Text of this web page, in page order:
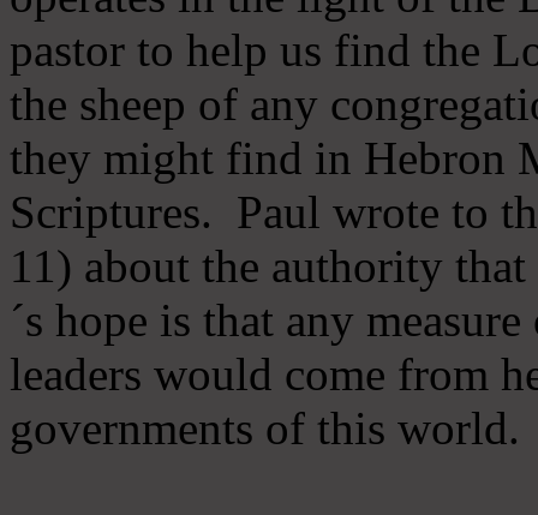
pastor to help us find the
the sheep of any
they might find in Hebron
Scriptures. Paul wrote to
11) about the authority
´s hope is that any
leaders would come from
governments of this world.